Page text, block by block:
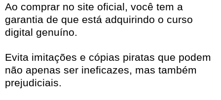
Ao comprar no site oficial, você tem a
garantia de que está adquirindo o curso
digital genuíno.
Evita imitações e cópias piratas que podem
não apenas ser ineficazes, mas também
prejudiciais.